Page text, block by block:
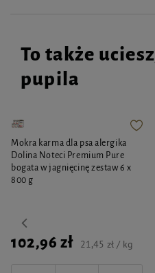
To także
pupila
Mokra karma dla psa alergika
Dolina Noteci Premium Pure
bogata w jagnięcinę zestaw 6 x
800 g
102,96 zł 21,45 zł / kg